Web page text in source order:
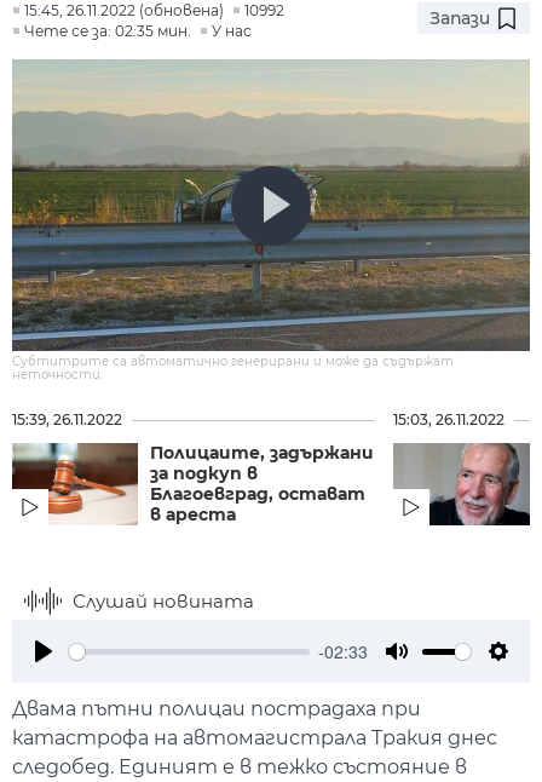
15:45, 26.11.2022 (обновена)
10992
Чете се за: 02:35 мин.
У нас
Запази
Субтитрите са автоматично генерирани и може да съдържат
неточности.
15:39, 26.11.2022
Полицаите, задържани
за подкуп в
Благоевград, остават
в ареста
15:03, 26.11.2022
Слушай новината
-02:33
Двама пътни полицаи пострадаха при
катастрофа на автомагистрала Тракия днес
следобед. Единият е в тежко състояние в